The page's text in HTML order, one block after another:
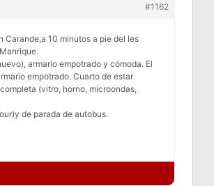
#1162
Carande,a 10 minutos a pie del Ies
armario empotrado y cómoda. El
empotrado. Cuarto de estar
(vitro, horno, microondas,
de parada de autobus.